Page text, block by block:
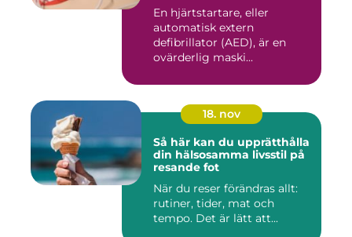
En hjärtstartare, eller
automatisk extern
defibrillator (AED), är en
ovärderlig maski...
18. nov
Så här kan du upprätthålla
din hälsosamma livsstil på
resande fot
När du reser förändras allt:
rutiner, tider, mat och
tempo. Det är lätt att...